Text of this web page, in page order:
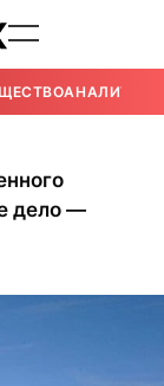
АНАЛИТИКА
дело —